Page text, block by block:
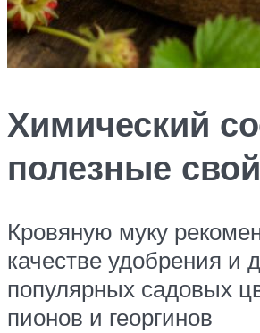
Химический
полезные
Кровяную муку
качестве удобрения и
популярных садовых
пионов и георгинов